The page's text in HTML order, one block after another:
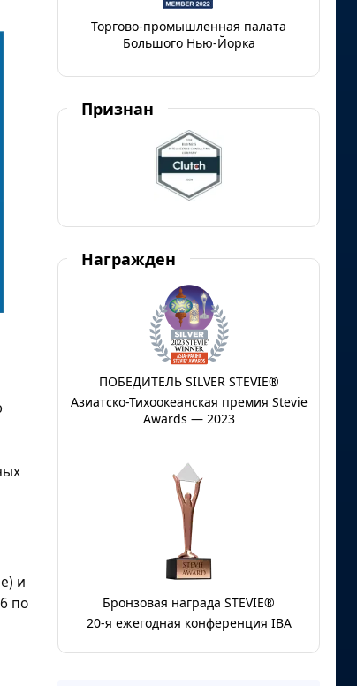
и
по
Торгово-промышленная палата
Большого Нью-Йорка
Признан
Награжден
ПОБЕДИТЕЛЬ SILVER STEVIE®
Азиатско-Тихоокеанская премия Stevie
Awards — 2023
Бронзовая награда STEVIE®
20-я ежегодная конференция IBA